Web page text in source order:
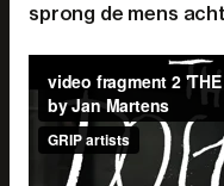
sprong de mens